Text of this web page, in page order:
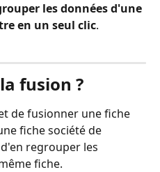
les données d'une
en un seul clic.
fusion ?
de fusionner une fiche
fiche société de
regrouper les
fiche.